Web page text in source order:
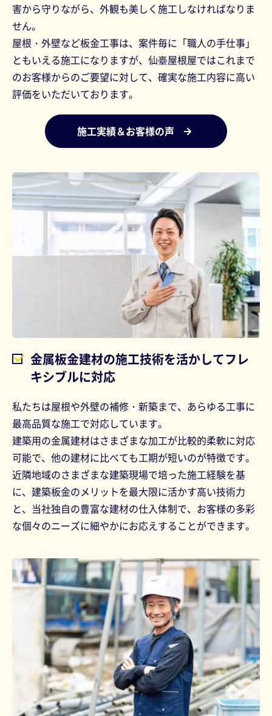
害から守りながら、外観も美しく施工しなければなりま
せん。
屋根・外壁など板金工事は、案件毎に「職人の手仕事」
ともいえる施工になりますが、仙臺屋根屋ではこれまで
のお客様からのご要望に対して、確実な施工内容に高い
評価をいただいております。
施工実績＆お客様の声
金属板金建材の施工技術を活かしてフレ
キシブルに対応
私たちは屋根や外壁の補修・新築まで、あらゆる工事に
最高品質な施工で対応しています。
建築用の金属建材はさまざまな加工が比較的柔軟に対応
可能で、他の建材に比べても工期が短いのが特徴です。
近隣地域のさまざまな建築現場で培った施工経験を基
に、建築板金のメリットを最大限に活かす高い技術力
と、当社独自の豊富な建材の仕入体制で、お客様の多彩
な個々のニーズに細やかにお応えすることができます。